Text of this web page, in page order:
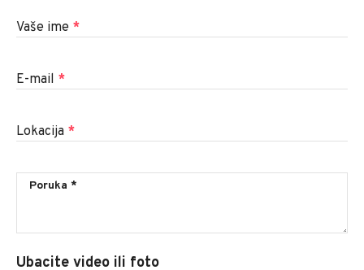
Vaše ime *
E-mail *
Lokacija *
Ubacite video ili foto